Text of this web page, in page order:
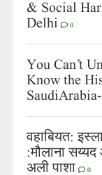
& Social
Delhi 0
You Can’t
Know the
वहाबियत:
:मौलाना
अली पाशा 0